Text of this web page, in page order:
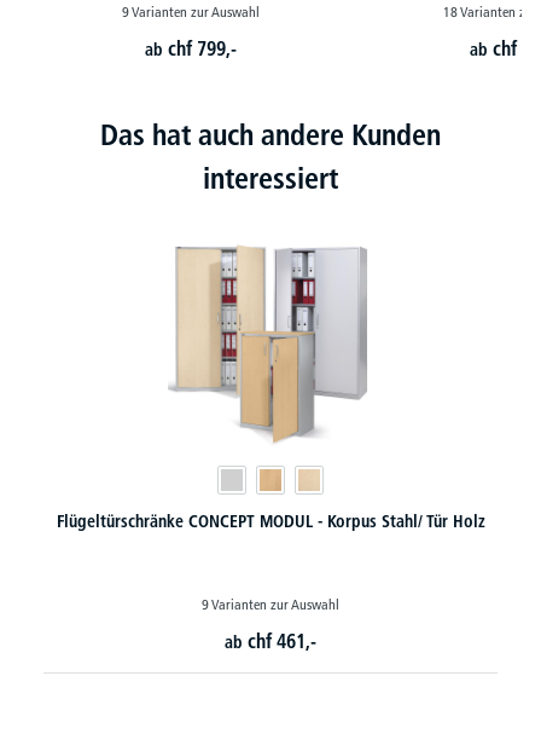
9 Varianten zur Auswahl
abchf 799,-
18 Varianten zur
abchf
Das hat auch andere Kunden
interessiert
Stahl/ Tür Holz Rollladenschränke CONCEPT MODUL -
7 Varianten zur Auswahl